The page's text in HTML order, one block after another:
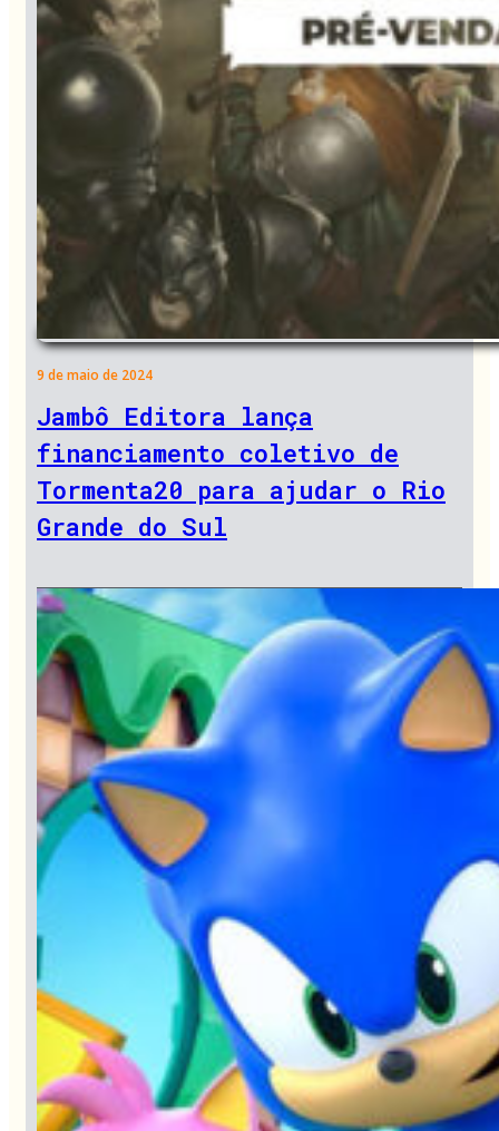
9 de maio de 2024
Jambô Editora lança
financiamento coletivo de
Tormenta20 para ajudar o Rio
Grande do Sul